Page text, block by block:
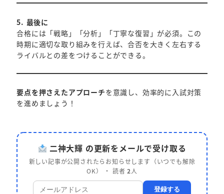
5. 最後に
合格には「戦略」「分析」「丁寧な復習」が必須。この
時期に適切な取り組みを行えば、合否を大きく左右する
ライバルとの差をつけることができる。
要点を押さえたアプローチを意識し、効率的に入試対策
を進めましょう！
二神大輝 の更新をメールで受け取る
新しい記事が公開されたらお知らせします（いつでも解除
OK） ・ 読者2人
登録する